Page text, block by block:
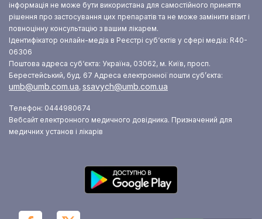
інформація не може бути використана для самостійного приняття
рішення про застосування цих препаратів та не може замінити візит і
повноцінну консультацію з вашим лікарем.
Ідентифікатор онлайн-медіа в Реєстрі суб‘єктів у сфері медіа: R40-
06306
Поштова адреса суб‘єкта: Україна, 03062, м. Київ, просп.
Берестейський, буд. 67 Адреса електронної пошти суб’єкта:
umb@umb.com.ua, ssavych@umb.com.ua
Телефон: 0444980674
Вебсайт електронного медичного довідника. Призначений для
медичних установ і лікарів